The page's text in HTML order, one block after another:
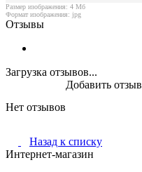
Размер изображения: 4 Мб
Формат изображения: jpg
Отзывы
Загрузка отзывов...
Нет отзывов
Добавить отзыв
Назад к списку
Интернет-магазин